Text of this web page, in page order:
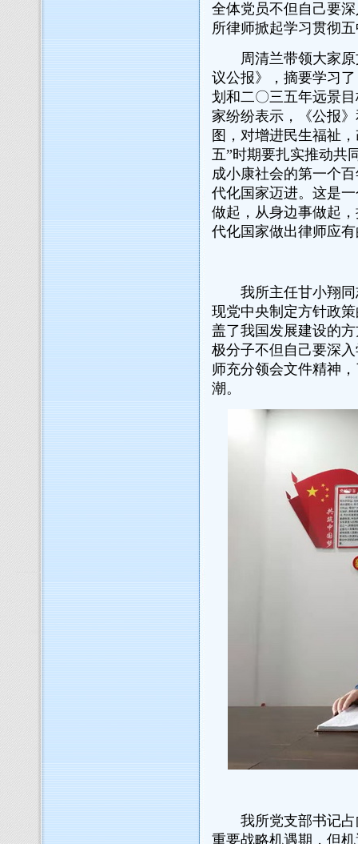
全体党员不但自己要
所律师掀起学习贯彻
周清兰带领大家原
议公报》，摘要学习
划和二〇三五年远景
家纷纷表示，《公报
图，对增进民生福祉
五”时期要扎实推动共
成小康社会的第一个
代化国家迈进。这是
做起，从身边事做起
代化国家做出律师应
我所主任甘小翔同
现党中央制定方针政
盖了我国发展建设的
极分子不但自己要深
师充分领会文件精神
潮。
我所党支部书记占
重要战略机遇期，但